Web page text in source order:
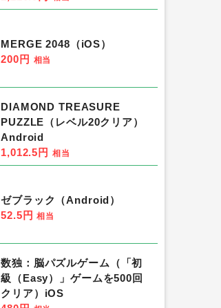
MERGE 2048（iOS）
200円 相当
DIAMOND TREASURE
PUZZLE（レベル20クリア）
Android
1,012.5円 相当
ゼブラック（Android）
52.5円 相当
数独：脳パズルゲーム（「初
級（Easy）」ゲームを500回
クリア）iOS